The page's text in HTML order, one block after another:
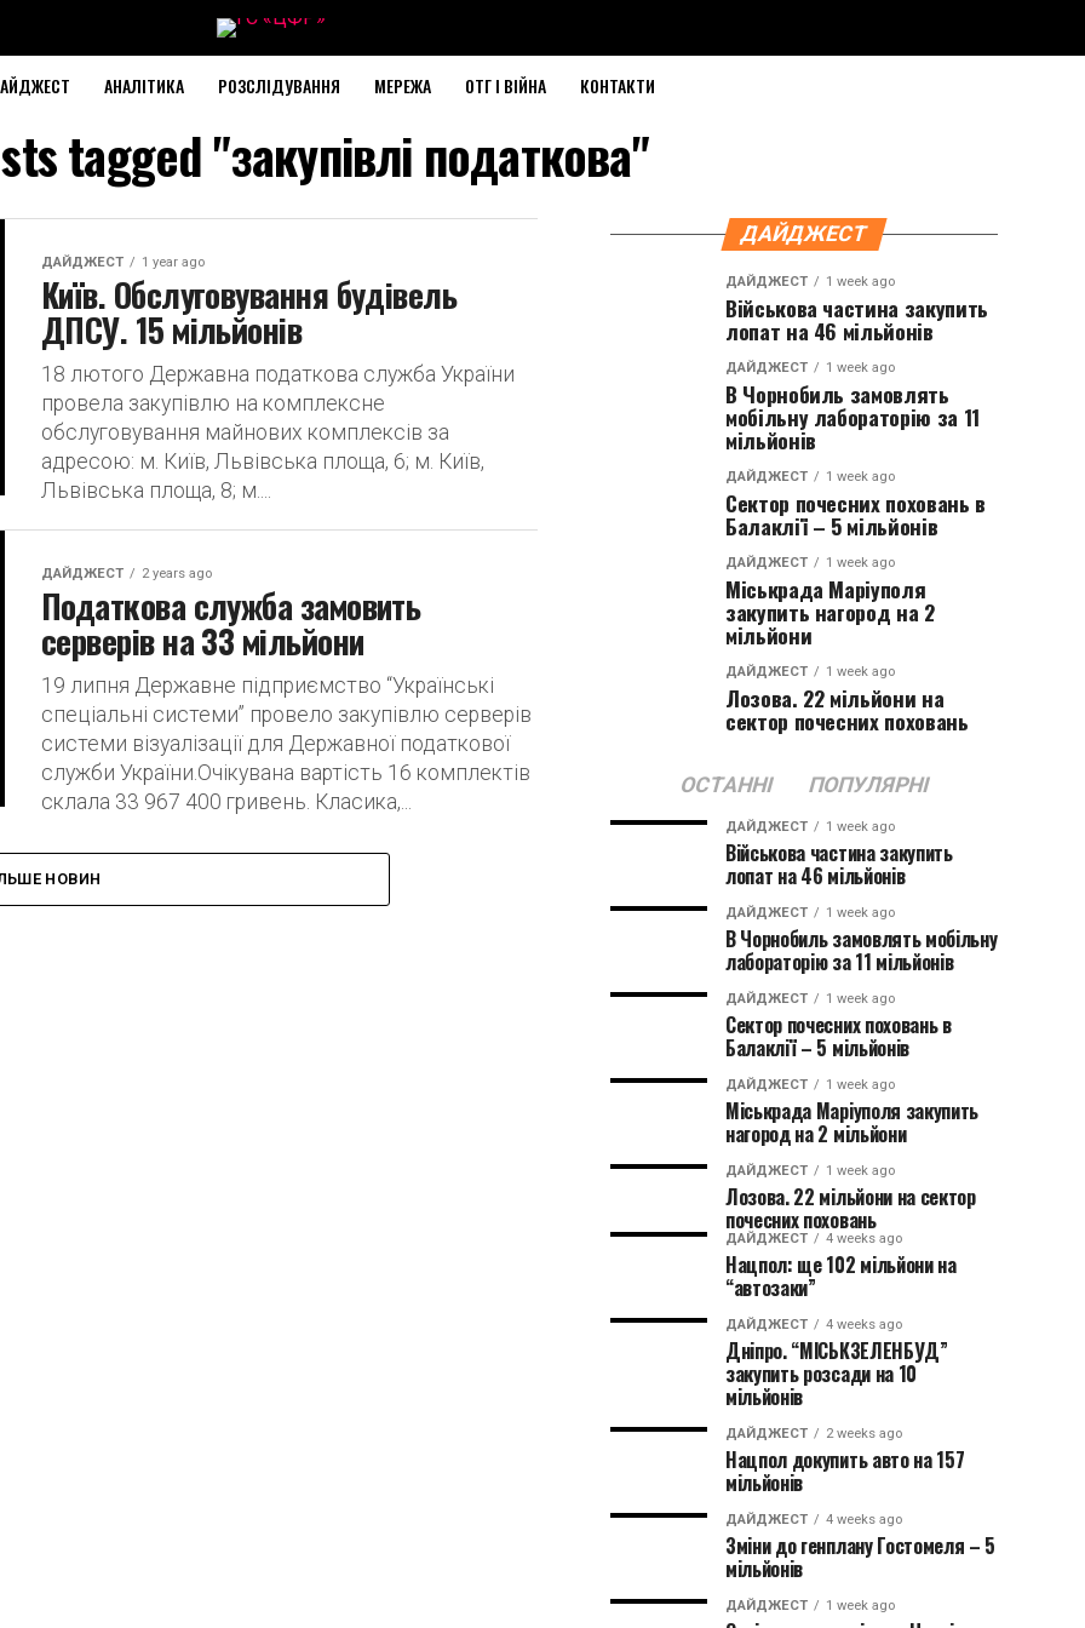
АНАЛІТИКА РОЗСЛІДУВАННЯ МЕРЕЖА ОТГ І ВІЙНА КОНТАКТИ
tagged "закупівлі податкова"
ДАЙДЖЕСТ 1 year ago
Київ. Обслуговування будівель
ДПСУ. 15 мільйонів
18 лютого Державна податкова служба України
провела закупівлю на комплексне
обслуговування майнових комплексів за
адресою: м. Київ, Львівська площа, 6; м. Київ,
Львівська площа, 8; м....
ДАЙДЖЕСТ 2 years ago
Податкова служба замовить
серверів на 33 мільйони
19 липня Державне підприємство “Українські
спеціальні системи” провело закупівлю серверів
системи візуалізації для Державної податкової
служби України.Очікувана вартість 16 комплектів
склала 33 967 400 гривень. Класика,...
НОВИН
ДАЙДЖЕСТ
ДАЙДЖЕСТ 1 week ago
Військова частина закупить
лопат на 46 мільйонів
ДАЙДЖЕСТ 1 week ago
В Чорнобиль замовлять
мобільну лабораторію за 11
мільйонів
ДАЙДЖЕСТ 1 week ago
Сектор почесних поховань в
Балаклії – 5 мільйонів
ДАЙДЖЕСТ 1 week ago
Міськрада Маріуполя
закупить нагород на 2
мільйони
ДАЙДЖЕСТ 1 week ago
Лозова. 22 мільйони на
сектор почесних поховань
ОСТАННІ ПОПУЛЯРНІ
ДАЙДЖЕСТ 1 week ago
Військова частина закупить
лопат на 46 мільйонів
ДАЙДЖЕСТ 1 week ago
В Чорнобиль замовлять мобільну
лабораторію за 11 мільйонів
ДАЙДЖЕСТ 1 week ago
Сектор почесних поховань в
Балаклії – 5 мільйонів
ДАЙДЖЕСТ 1 week ago
Міськрада Маріуполя закупить
нагород на 2 мільйони
ДАЙДЖЕСТ 1 week ago
Лозова. 22 мільйони на сектор
почесних поховань
ДАЙДЖЕСТ 4 weeks ago
Нацпол: ще 102 мільйони на
“автозаки”
ДАЙДЖЕСТ 4 weeks ago
Дніпро. “МІСЬКЗЕЛЕНБУД”
закупить розсади на 10
мільйонів
ДАЙДЖЕСТ 2 weeks ago
Нацпол докупить авто на 157
мільйонів
ДАЙДЖЕСТ 4 weeks ago
Зміни до генплану Гостомеля – 5
мільйонів
ДАЙДЖЕСТ 1 week ago